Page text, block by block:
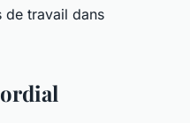
de travail dans